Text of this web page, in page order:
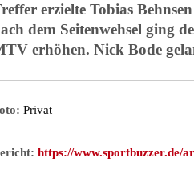
erzielte Tobias
dem Seitenwehsel ging
erhöhen. Nick Bode
Privat
https://www.sportbuzzer.de/